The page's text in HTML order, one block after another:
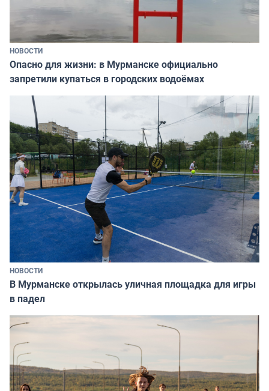
НОВОСТИ
Опасно для жизни: в Мурманске официально
запретили купаться в городских водоёмах
НОВОСТИ
В Мурманске открылась уличная площадка для игры
в падел